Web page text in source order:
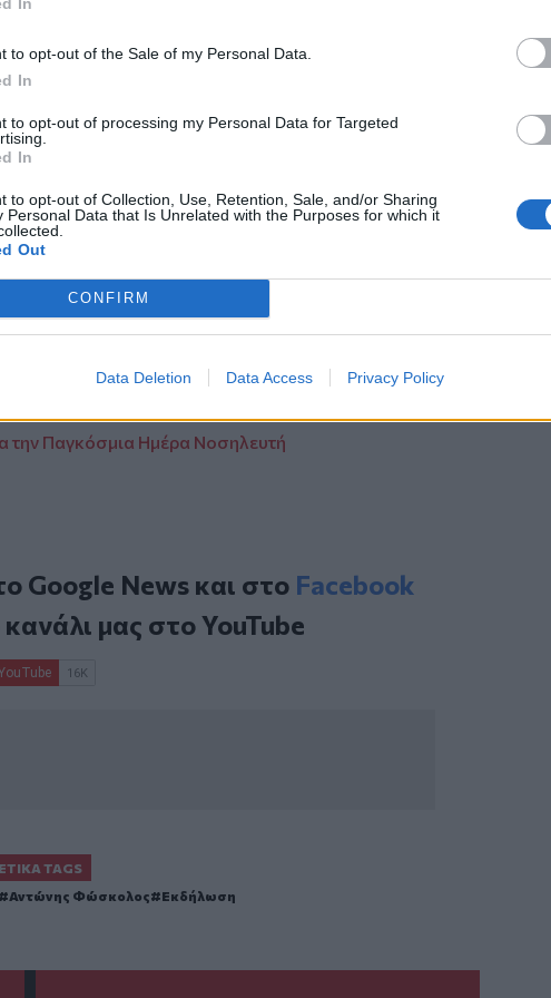
to opt-out of the Sale of my Personal Data.
In
to opt-out of processing my Personal Data for Targeted
In
to opt-out of Collection, Use, Retention, Sale, and/or Sharing
Personal Data that Is Unrelated with the Purposes for which it
Out
CONFIRM
Data Deletion Data Access Privacy Policy
Ερευνητής της Καναδικής
του Καναδά.
με δεκάδες δημοσιεύσεις σε διεθνή
σε Ευρώπη και Αμερική και μεγάλο
τηνΚρήτηκαι τοΗράκλειο
για τον Κ. Καραμανλή, προανήγγειλε ο
του Αρχαιολογικού Μουσείου
την Παγκόσμια Ημέρα Νοσηλευτή
Google Newsκαι στο Facebook
μας στοYouTube
TAGS
Αντώνης Φώσκολος Εκδήλωση